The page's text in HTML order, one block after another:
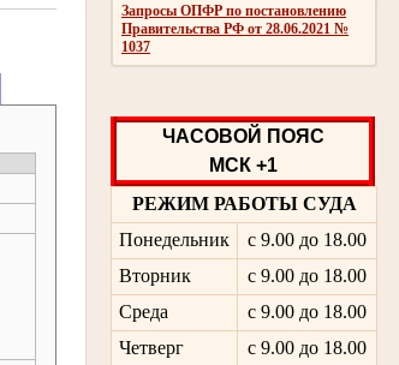
Запросы ОПФР по постановлению
Правительства РФ от 28.06.2021 №
1037
ЧАСОВОЙ ПОЯС
МСК +1
РЕЖИМ РАБОТЫ СУДА
Понедельник
с 9.00 до 18.00
Вторник
с 9.00 до 18.00
Среда
с 9.00 до 18.00
Четверг
с 9.00 до 18.00